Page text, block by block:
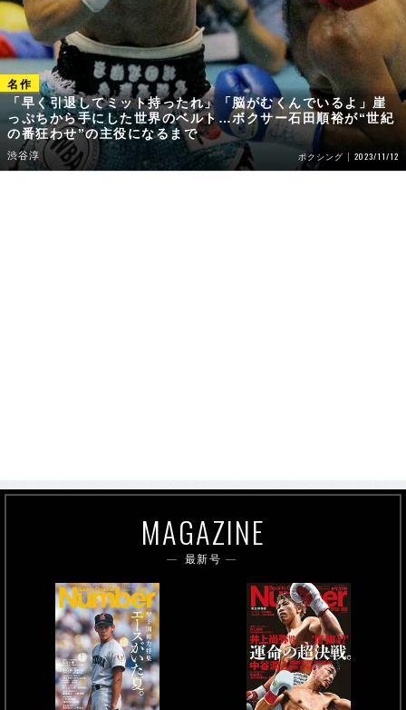
「早く引退してミット持ったれ」「脳がむくんでいるよ」崖
っぷちから手にした世界のベルト…ボクサー石田順裕が“世紀
の番狂わせ”の主役になるまで
渋谷淳 ボクシング 2023/11/12
MAGAZINE
最新号